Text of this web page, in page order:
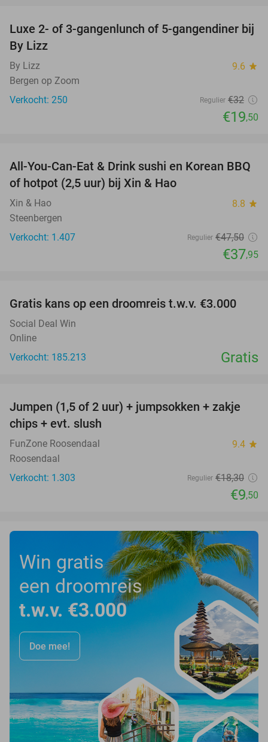
39%
Luxe 2- of 3-gangenlunch of 5-gangendiner bij
By Lizz
By Lizz 9.6 star
Bergen op Zoom
Verkocht: 250
Regulier €32
€19,50
20%
All-You-Can-Eat & Drink sushi en Korean BBQ
of hotpot (2,5 uur) bij Xin & Hao
Xin & Hao 8.8 star
Steenbergen
Verkocht: 1.407
Regulier €47,50
€37,95
Gratis kans op een droomreis t.w.v. €3.000
Social Deal Win
Online
Verkocht: 185.213
Gratis
48%
Jumpen (1,5 of 2 uur) + jumpsokken + zakje
chips + evt. slush
FunZone Roosendaal 9.4 star
Roosendaal
Verkocht: 1.303
Regulier €18,30
€9,50
Win gratis
een droomreis
t.w.v. €3.000
Doe mee!